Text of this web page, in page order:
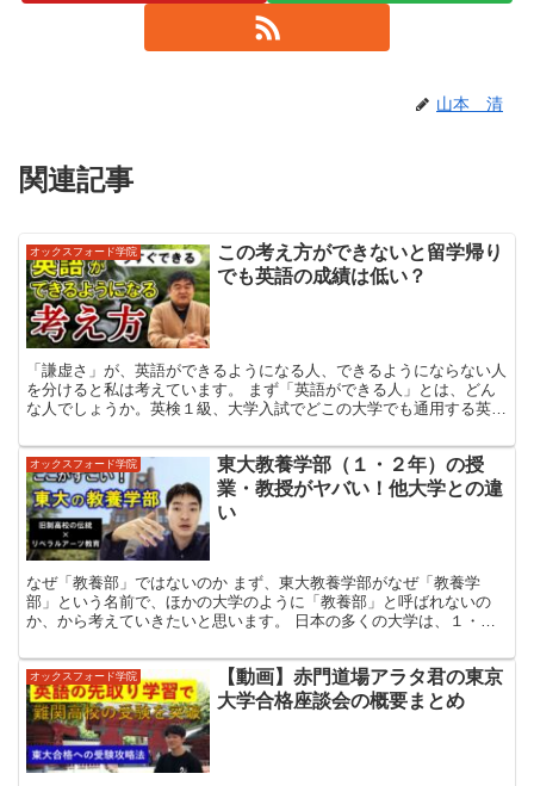
山本 清
関連記事
オックスフォード学院
この考え方ができないと留学帰り
でも英語の成績は低い？
「謙虚さ」が、英語ができるようになる人、できるようにならない人
を分けると私は考えています。 まず「英語ができる人」とは、どん
な人でしょうか。英検１級、大学入試でどこの大学でも通用する英語
オックスフォード学院
東大教養学部（１・２年）の授
業・教授がヤバい！他大学との違
い
なぜ「教養部」ではないのか まず、東大教養学部がなぜ「教養学
部」という名前で、ほかの大学のように「教養部」と呼ばれないの
か、から考えていきたいと思います。 日本の多くの大学は、１・２
オックスフォード学院
【動画】赤門道場アラタ君の東京
大学合格座談会の概要まとめ